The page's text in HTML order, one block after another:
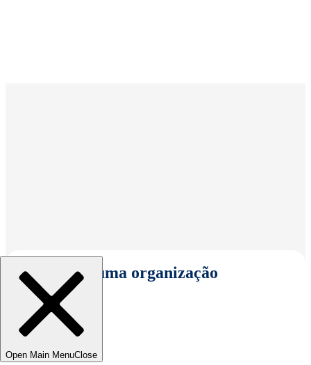
Selecionar uma organização
Open Main MenuClose